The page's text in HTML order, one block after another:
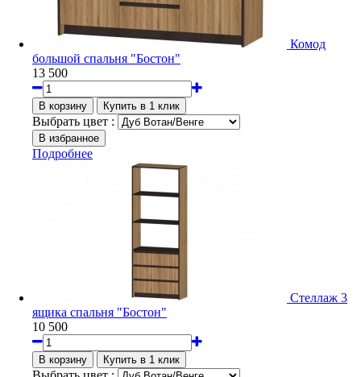
Комод
большой спальня "Бостон"
13 500
Выбрать цвет :
Подробнее
Стеллаж 3
ящика спальня "Бостон"
10 500